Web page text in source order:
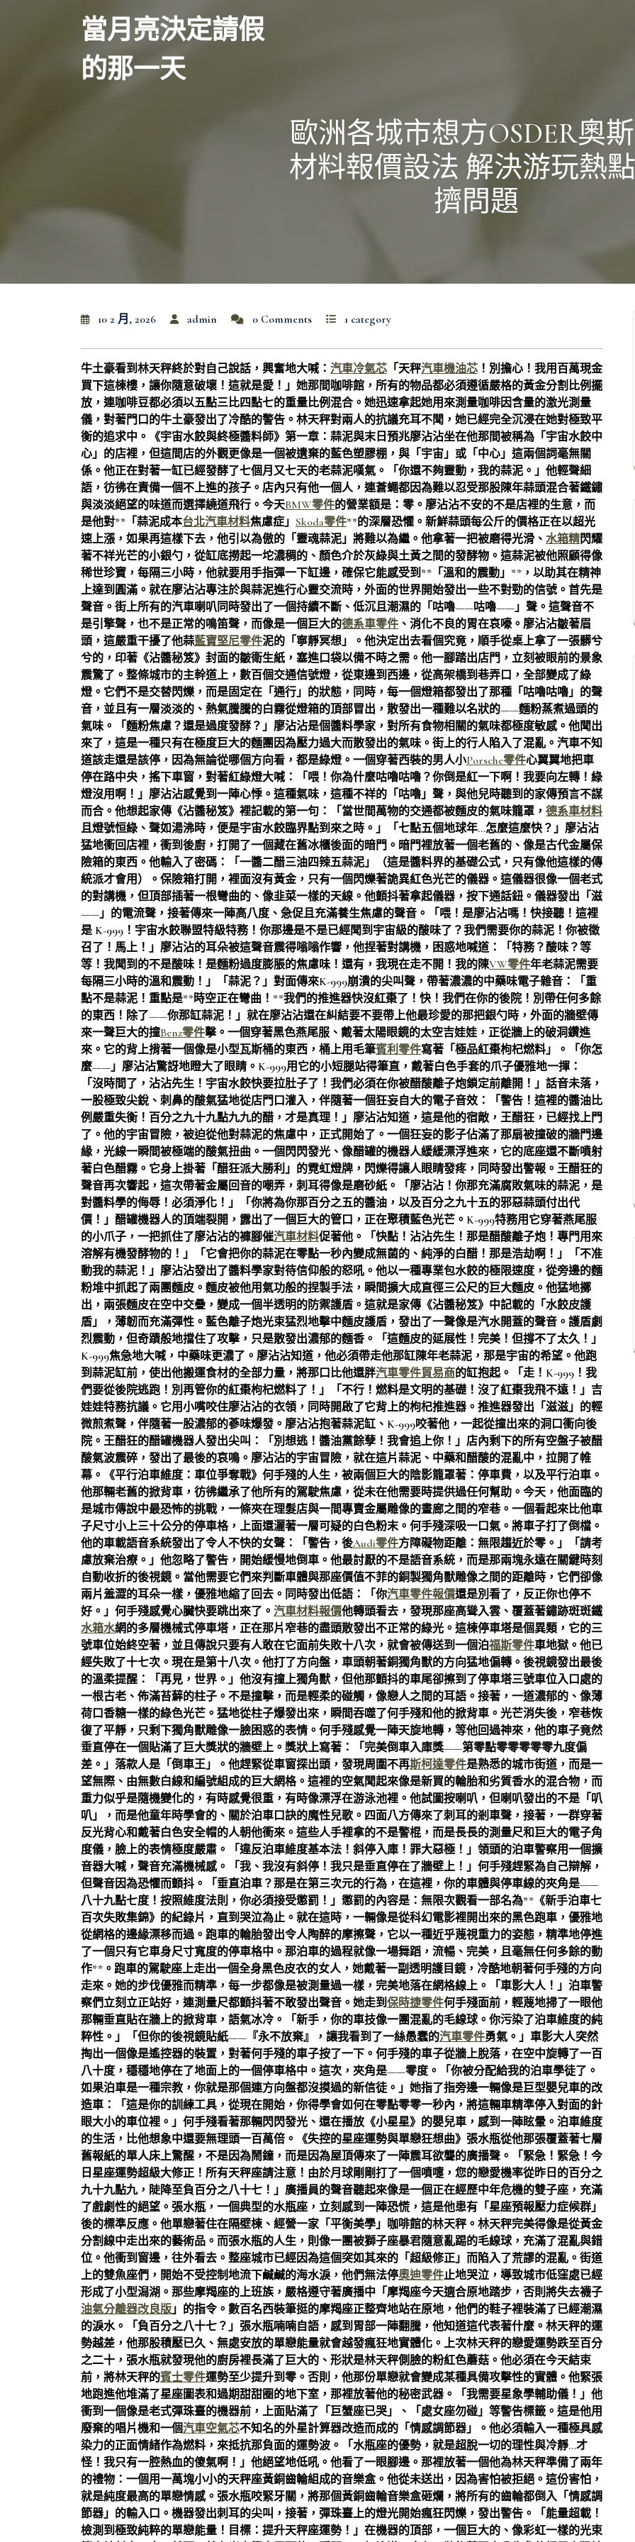
當月亮決定請假
的那一天
歐洲各城市想方OSDER奧
材料報價設法 解決游玩熱
擠問題
10 2 月, 2026 admin 0 Comments 1 category
牛土豪看到林天秤終於對自己說話，興奮地大喊： 汽車冷氣芯 「天秤汽車機油芯 ！別擔心！我用百萬現金
買下這棟樓，讓你隨意破壞！這就是愛！」她那間咖啡館，所有的物品都必須遵循嚴格的黃金分割比例擺
放，連咖啡豆都必須以五點三比四點七的重量比例混合。她迅速拿起她用來測量咖啡因含量的激光測量
儀，對著門口的牛土豪發出了冷酷的警告。林天秤對兩人的抗議充耳不聞，她已經完全沉浸在她對極致平
衡的追求中。《宇宙水餃與終極醬料師》第一章：蒜泥與末日預兆廖沾沾坐在他那間被稱為「宇宙水餃中
心」的店裡，但這間店的外觀更像是一個被遺棄的藍色塑膠棚，與「宇宙」或「中心」這兩個詞毫無關
係。他正在對著一缸已經發酵了七個月又七天的老蒜泥嘆氣。「你還不夠靈動，我的蒜泥。」他輕聲細
語，彷彿在責備一個不上進的孩子。店內只有他一個人，連蒼蠅都因為難以忍受那股陳年蒜頭混合著鐵鏽
與淡淡絕望的味道而選擇繞道飛行。今天BMW零件的營業額是：零。廖沾沾不安的不是店裡的生意，而
是他對**「蒜泥成本台北汽車材料焦慮症」 Skoda零件**的深層恐懼。新鮮蒜頭每公斤的價格正在以超光
速上漲，如果再這樣下去，他引以為傲的「靈魂蒜泥」將難以為繼。他拿著一把被磨得光滑、 水箱精閃耀
著不祥光芒的小銀勺，從缸底撈起一坨濃稠的、顏色介於灰綠與土黃之間的發酵物。這蒜泥被他照顧得像
稀世珍寶，每隔三小時，他就要用手指彈一下缸邊，確保它能感受到**「溫和的震動」**，以助其在精神
上達到圓滿。就在廖沾沾專注於與蒜泥進行心靈交流時，外面的世界開始發出一些不對勁的信號。首先是
聲音。街上所有的汽車喇叭同時發出了一個持續不斷、低沉且潮濕的「咕嚕——咕嚕——」聲。這聲音不
是引擎聲，也不是正常的鳴笛聲，而像是一個巨大的德系車零件 、消化不良的胃在哀嚎。廖沾沾皺著眉
頭，這嚴重干擾了他蒜藍寶堅尼零件泥的「寧靜冥想」。他決定出去看個究竟，順手從桌上拿了一張髒兮
兮的，印著《沾醬秘笈》封面的皺衛生紙，塞進口袋以備不時之需。他一腳踏出店門，立刻被眼前的景象
震驚了。整條城市的主幹道上，數百個交通信號燈，從東邊到西邊，從高架橋到巷弄口，全部變成了綠
燈。它們不是交替閃爍，而是固定在「通行」的狀態，同時，每一個燈箱都發出了那種「咕嚕咕嚕」的聲
音，並且有一層淡淡的、熱氣騰騰的白霧從燈箱的頂部冒出，散發出一種難以名狀的——麵粉蒸煮過頭的
氣味。「麵粉焦慮？還是過度發酵？」廖沾沾是個醬料學家，對所有食物相關的氣味都極度敏感。他聞出
來了，這是一種只有在極度巨大的麵團因為壓力過大而散發出的氣味。街上的行人陷入了混亂。汽車不知
道該走還是該停，因為無論從哪個方向看，都是綠燈。一個穿著西裝的男人小Porsche零件心翼翼地把車
停在路中央，搖下車窗，對著紅綠燈大喊：「喂！你為什麼咕嚕咕嚕？你倒是紅一下啊！我要向左轉！綠
燈沒用啊！」廖沾沾感覺到一陣心悸。這種氣味，這種不祥的「咕嚕」聲，與他兒時聽到的家傳預言不謀
而合。他想起家傳《沾醬秘笈》裡記載的第一句：「當世間萬物的交通都被麵皮的氣味籠罩， 德系車材料
且燈號恒綠、聲如湯沸時，便是宇宙水餃臨界點到來之時。」「七點五個地球年…怎麼這麼快？」廖沾沾
猛地衝回店裡，衝到後廚，打開了一個藏在舊冰櫃後面的暗門。暗門裡放著一個老舊的、像是古代金屬保
險箱的東西。他輸入了密碼：「一醬二醋三油四辣五蒜泥」（這是醬料界的基礎公式，只有像他這樣的傳
統派才會用）。保險箱打開，裡面沒有黃金，只有一個閃爍著詭異紅色光芒的儀器。這儀器很像一個老式
的對講機，但頂部插著一根彎曲的、像韭菜一樣的天線。他顫抖著拿起儀器，按下通話鈕。儀器發出「滋
——」的電流聲，接著傳來一陣高八度、急促且充滿養生焦慮的聲音。「喂！是廖沾沾嗎！快接聽！這裡
是 K-999！宇宙水餃聯盟特級特務！你那邊是不是已經聞到宇宙級的酸味了？我們需要你的蒜泥！你被徵
召了！馬上！」廖沾沾的耳朵被這聲音震得嗡嗡作響，他捏著對講機，困惑地喊道：「特務？酸味？等
等！我聞到的不是酸味！是麵粉過度膨脹的焦慮味！還有，我現在走不開！我的陳VW零件年老蒜泥需要
每隔三小時的溫和震動！」「蒜泥？」對面傳來K-999崩潰的尖叫聲，帶著濃濃的中藥味電子雜音：「重
點不是蒜泥！重點是**時空正在彎曲！**我們的推進器快沒紅棗了！快！我們在你的後院！別帶任何多餘
的東西！除了——你那缸蒜泥！」就在廖沾沾還在糾結要不要帶上他最珍愛的那把銀勺時，外面的牆壁傳
來一聲巨大的撞Benz零件擊。一個穿著黑色燕尾服、戴著太陽眼鏡的太空吉娃娃，正從牆上的破洞鑽進
來。它的背上揹著一個像是小型瓦斯桶的東西，桶上用毛筆賓利零件寫著「極品紅棗枸杞燃料」。「你怎
麼——」廖沾沾驚訝地瞪大了眼睛。K-999用它的小短腿站得筆直，戴著白色手套的爪子優雅地一揮：
「沒時間了，沾沾先生！宇宙水餃快要拉肚子了！我們必須在你被醋酸離子炮鎖定前離開！」話音未落，
一股極致尖銳、刺鼻的酸氣猛地從店門口灌入，伴隨著一個狂妄自大的電子音效：「警告！這裡的醬油比
例嚴重失衡！百分之九十九點九九的醋，才是真理！」廖沾沾知道，這是他的宿敵，王醋狂，已經找上門
了。他的宇宙冒險，被迫從他對蒜泥的焦慮中，正式開始了。一個狂妄的影子佔滿了那扇被撞破的牆門邊
緣，光線一瞬間被極端的酸氣扭曲。一個閃閃發光、像醋罐的機器人緩緩漂浮進來，它的底座還不斷噴射
著白色醋霧。它身上掛著「醋狂派大勝利」的霓虹燈牌，閃爍得讓人眼睛發疼，同時發出警報。王醋狂的
聲音再次響起，這次帶著金屬回音的嘲弄，刺耳得像是磨砂紙。「廖沾沾！你那充滿腐敗氣味的蒜泥，是
對醬料學的侮辱！必須淨化！」「你將為你那百分之五的醬油，以及百分之九十五的邪惡蒜頭付出代
價！」醋罐機器人的頂端裂開，露出了一個巨大的管口，正在聚積藍色光芒。K-999特務用它穿著燕尾服
的小爪子，一把抓住了廖沾沾的褲腳催汽車材料促著他。「快點！沾沾先生！那是醋酸離子炮！專門用來
溶解有機發酵物的！」「它會把你的蒜泥在零點一秒內變成無菌的、純淨的白醋！那是浩劫啊！」「不准
動我的蒜泥！」廖沾沾發出了醬料學家對待信仰般的怒吼。他以一種專業包水餃的極限速度，從旁邊的麵
粉堆中抓起了兩團麵皮。麵皮被他用氣功般的捏製手法，瞬間擴大成直徑三公尺的巨大麵皮。他猛地擲
出，兩張麵皮在空中交疊，變成一個半透明的防禦護盾。這就是家傳《沾醬秘笈》中記載的「水餃皮護
盾」，薄韌而充滿彈性。藍色離子炮光束猛烈地擊中麵皮護盾，發出了一聲像是汽水開蓋的聲音。護盾劇
烈震動，但奇蹟般地擋住了攻擊，只是散發出濃郁的麵香。「這麵皮的延展性！完美！但撐不了太久！」
K-999焦急地大喊，中藥味更濃了。廖沾沾知道，他必須帶走他那缸陳年老蒜泥，那是宇宙的希望。他跑
到蒜泥缸前，使出他搬運食材的全部力量，將那口比他還胖汽車零件貿易商的缸抱起。「走！K-999！我
們要從後院逃跑！別再管你的紅棗枸杞燃料了！」「不行！燃料是文明的基礎！沒了紅棗我飛不遠！」吉
娃娃特務抗議。它用小嘴咬住廖沾沾的衣領，同時開啟了它背上的枸杞推進器。推進器發出「滋滋」的輕
微煎煮聲，伴隨著一股濃郁的蔘味爆發。廖沾沾抱著蒜泥缸、K-999咬著他，一起從撞出來的洞口衝向後
院。王醋狂的醋罐機器人發出尖叫：「別想逃！醬油黨餘孽！我會追上你！」店內剩下的所有空盤子被醋
酸氣波震碎，發出了最後的哀鳴。廖沾沾的宇宙冒險，就在這片蒜泥、中藥和醋酸的混亂中，拉開了帷
幕。《平行泊車維度：車位爭奪戰》何手殘的人生，被兩個巨大的陰影籠罩著：停車費，以及平行泊車。
他那輛老舊的掀背車，彷彿繼承了他所有的駕駛焦慮，從未在他需要時提供過任何幫助。今天，他面臨的
是城市傳說中最恐怖的挑戰，一條夾在理髮店與一間專賣金屬雕像的畫廊之間的窄巷。一個看起來比他車
子尺寸小上三十公分的停車格，上面還灑著一層可疑的白色粉末。何手殘深吸一口氣。將車子打了倒檔。
他的車載語音系統發出了令人不快的女聲：「警告，後Audi零件方障礙物距離：無限趨近於零。」「請考
慮放棄治療。」他忽略了警告，開始緩慢地倒車。他最討厭的不是語音系統，而是那兩塊永遠在關鍵時刻
自動收折的後視鏡。當他需要它們來判斷車體與那座價值不菲的銅製獨角獸雕像之間的距離時，它們卻像
兩片羞澀的耳朵一樣，優雅地縮了回去。同時發出低語：「你汽車零件報價還是別看了，反正你也停不
好。」何手殘感覺心臟快要跳出來了。 汽車材料報價他轉頭看去，發現那座高聳入雲、覆蓋著鏽跡斑斑鐵
水箱水網的多層機械式停車塔，正在那片窄巷的盡頭散發出不正常的綠光。這棟停車塔是個異類，它的三
號車位始終空著，並且傳說只要有人敢在它面前失敗十八次，就會被傳送到一個泊福斯零件車地獄。他已
經失敗了十七次。現在是第十八次。他打了方向盤，車頭朝著銅獨角獸的方向猛地偏轉。後視鏡發出最後
的溫柔提醒：「再見，世界。」他沒有撞上獨角獸，但他那顫抖的車尾卻擦到了停車塔三號車位入口處的
一根古老、佈滿苔蘚的柱子。不是撞擊，而是輕柔的碰觸，像戀人之間的耳語。接著，一道濃郁的、像薄
荷口香糖一樣的綠色光芒。猛地從柱子爆發出來，瞬間吞噬了何手殘和他的掀背車。光芒消失後，窄巷恢
復了平靜，只剩下獨角獸雕像一臉困惑的表情。何手殘感覺一陣天旋地轉，等他回過神來，他的車子竟然
垂直停在一個貼滿了巨大獎狀的牆壁上。獎狀上寫著：「完美倒車入庫獎——第零點零零零零零九度偏
差。」落款人是「倒車王」。他趕緊從車窗探出頭，發現周圍不再斯柯達零件是熟悉的城市街道，而是一
望無際、由無數白線和編號組成的巨大網格。這裡的空氣聞起來像是新買的輪胎和劣質香水的混合物，而
重力似乎是隨機變化的，有時感覺很重，有時像漂浮在游泳池裡。他試圖按喇叭，但喇叭發出的不是「叭
叭」，而是他童年時學會的、關於泊車口訣的魔性兒歌。四面八方傳來了刺耳的剎車聲，接著，一群穿著
反光背心和戴著白色安全帽的人朝他衝來。這些人手裡拿的不是警棍，而是長長的測量尺和巨大的電子角
度儀，臉上的表情極度嚴肅。「違反泊車維度基本法！斜停入庫！罪大惡極！」領頭的泊車警察用一個擴
音器大喊，聲音充滿機械感。「我、我沒有斜停！我只是垂直停在了牆壁上！」何手殘趕緊為自己辯解，
但聲音因為恐懼而顫抖。「垂直泊車？那是在第三次元的行為，在這裡，你的車體與停車線的夾角是——
八十九點七度！按照維度法則，你必須接受懲罰！」懲罰的內容是：無限次觀看一部名為**《新手泊車七
百次失敗集錦》的紀錄片，直到哭泣為止。就在這時，一輛像是從科幻電影裡開出來的黑色跑車，優雅地
從網格的邊緣漂移而過。跑車的輪胎發出令人陶醉的摩擦聲，它以一種近乎蔑視重力的姿態，精準地停進
了一個只有它車身尺寸寬度的停車格中。那泊車的過程就像一場舞蹈，流暢、完美，且毫無任何多餘的動
作**。跑車的駕駛座上走出一個全身黑色皮衣的女人，她戴著一副透明護目鏡，冷酷地朝著何手殘的方向
走來。她的步伐優雅而精準，每一步都像是被測量過一樣，完美地落在網格線上。「車影大人！」泊車警
察們立刻立正站好，連測量尺都顫抖著不敢發出聲音。她走到保時捷零件何手殘面前，輕蔑地掃了一眼他
那輛垂直貼在牆上的掀背車，語氣冰冷。「新手，你的車技像一團混亂的毛線球。你污染了泊車維度的純
粹性。」「但你的後視鏡貼紙——『永不放棄』，讓我看到了一絲愚蠢的汽車零件勇氣。」車影大人突然
掏出一個像是遙控器的裝置，對著何手殘的車子按了一下。何手殘的車子從牆上脫落，在空中旋轉了一百
八十度，穩穩地停在了地面上的一個停車格中。這次，夾角是——零度。「你被分配給我的泊車學徒了。
如果泊車是一種宗教，你就是那個連方向盤都沒摸過的新信徒。」她指了指旁邊一輛像是巨型嬰兒車的改
造車：「這是你的訓練工具，從現在開始，你得學會如何在零點零零一秒內，將這輛車精準停入對面的針
眼大小的車位裡。」何手殘看著那輛閃閃發光、還在播放《小星星》的嬰兒車，感到一陣眩暈。泊車維度
的生活，比他想象中還要無理頭一百萬倍。《失控的星座運勢與單戀狂想曲》張水瓶從他那張覆蓋著七層
舊報紙的單人床上驚醒，不是因為鬧鐘，而是因為屋頂傳來了一陣震耳欲聾的廣播聲。「緊急！緊急！今
日星座運勢超級大修正！所有天秤座請注意！由於月球剛剛打了一個噴嚏，您的戀愛機率從昨日的百分之
九十九點九，陡降至負百分之八十七！」廣播員的聲音聽起來像是一個正在經歷中年危機的雙子座，充滿
了戲劇性的絕望。張水瓶，一個典型的水瓶座，立刻感到一陣恐慌，這是他患有「星座預報壓力症候群」
後的標準反應。他單戀著住在隔壁棟、經營一家「平衡美學」咖啡館的林天秤。林天秤完美得像是從黃金
分割線中走出來的藝術品。而張水瓶的人生，則像一團被獅子座暴君隨意亂踢的毛線球，充滿了混亂與錯
位。他衝到窗邊，往外看去。整座城市已經因為這個突如其來的「超級修正」而陷入了荒謬的混亂。街道
上的雙魚座們，開始不受控制地流下鹹鹹的海水淚，他們無法停奧迪零件止地哭泣，導致城市低窪處已經
形成了小型潟湖。那些摩羯座的上班族，嚴格遵守著廣播中「摩羯座今天適合原地踏步，否則將失去襪子
油氣分離器改良版」的指令。數百名西裝筆挺的摩羯座正整齊地站在原地，他們的鞋子裡裝滿了已經潮濕
的淚水。「負百分之八十七？」張水瓶喃喃自語，感到胃部一陣翻騰，他知道這代表著什麼。林天秤的運
勢越差，他那股積壓已久、無處安放的單戀能量就會越發瘋狂地實體化。上次林天秤的戀愛運勢跌至百分
之二十，張水瓶就發現他的廚房裡長滿了巨大的、形狀是林天秤側臉的粉紅色蘑菇。他必須在今天結束
前，將林天秤的賓士零件運勢至少提升到零。否則，他那份單戀就會變成某種具備攻擊性的實體。他緊張
地跑進他堆滿了星座圖表和過期甜甜圈的地下室，那裡放著他的秘密武器。「我需要星象學輔助儀！」他
衝到一個像是老式彈珠臺的機器前，上面貼滿了「巨蟹座已哭」、「處女座勿碰」等警告標籤。這是他用
廢棄的唱片機和一個汽車空氣芯不知名的外星計算器改造而成的「情感調節器」。他必須輸入一種極具感
染力的正面情緒作為燃料，來抵抗那負面的運勢波。「水瓶座的優勢，就是超脫一切的理性與冷靜…才
怪！我只有一腔熱血的傻氣啊！」他絕望地低吼。他看了一眼腳邊。那裡放著一個他為林天秤準備了兩年
的禮物：一個用一萬塊小小的天秤座黃銅齒輪組成的音樂盒。他從未送出，因為害怕被拒絕。這份害怕，
就是純度最高的單戀情感。張水瓶咬緊牙關，將那個黃銅齒輪音樂盒砸爛，將所有的齒輪都倒入「情感調
節器」的輸入口。機器發出刺耳的尖叫，接著，彈珠臺上的燈光開始瘋狂閃爍，發出警告。「能量超載！
檢測到極致純粹的單戀能量！目標：提升天秤座運勢！」在機器的頂部，一個巨大的、像彩虹一樣的光束